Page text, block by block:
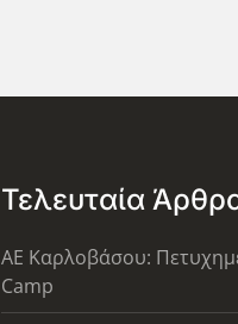
Τελευταία
ΑΕ Καρλοβάσου:
Camp